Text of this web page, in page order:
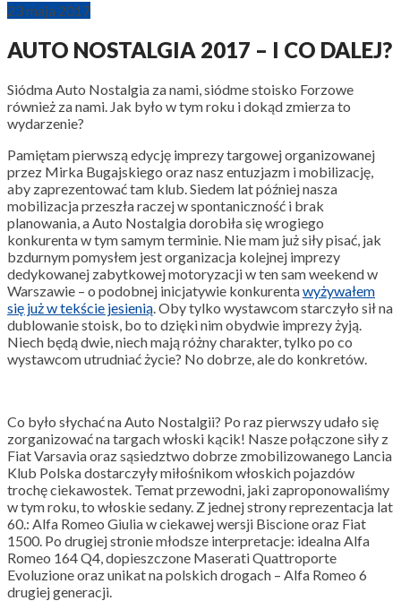
23 maja 2017
AUTO NOSTALGIA 2017 – I CO DALEJ?
Siódma Auto Nostalgia za nami, siódme stoisko Forzowe
również za nami. Jak było w tym roku i dokąd zmierza to
wydarzenie?
Pamiętam pierwszą edycję imprezy targowej organizowanej
przez Mirka Bugajskiego oraz nasz entuzjazm i mobilizację,
aby zaprezentować tam klub. Siedem lat później nasza
mobilizacja przeszła raczej w spontaniczność i brak
planowania, a Auto Nostalgia dorobiła się wrogiego
konkurenta w tym samym terminie. Nie mam już siły pisać, jak
bzdurnym pomysłem jest organizacja kolejnej imprezy
dedykowanej zabytkowej motoryzacji w ten sam weekend w
Warszawie – o podobnej inicjatywie konkurentawyżywałem
się już w tekście jesienią . Oby tylko wystawcom starczyło sił na
dublowanie stoisk, bo to dzięki nim obydwie imprezy żyją.
Niech będą dwie, niech mają różny charakter, tylko po co
wystawcom utrudniać życie? No dobrze, ale do konkretów.
Co było słychać na Auto Nostalgii? Po raz pierwszy udało się
zorganizować na targach włoski kącik! Nasze połączone siły z
Fiat Varsavia oraz sąsiedztwo dobrze zmobilizowanego Lancia
Klub Polska dostarczyły miłośnikom włoskich pojazdów
trochę ciekawostek. Temat przewodni, jaki zaproponowaliśmy
w tym roku, to włoskie sedany. Z jednej strony reprezentacja lat
60.: Alfa Romeo Giulia w ciekawej wersji Biscione oraz Fiat
1500. Po drugiej stronie młodsze interpretacje: idealna Alfa
Romeo 164 Q4, dopieszczone Maserati Quattroporte
Evoluzione oraz unikat na polskich drogach – Alfa Romeo 6
drugiej generacji.